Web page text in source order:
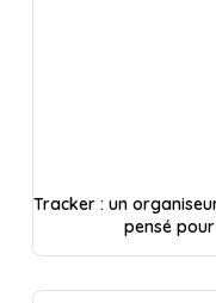
Tracker : un
pensé